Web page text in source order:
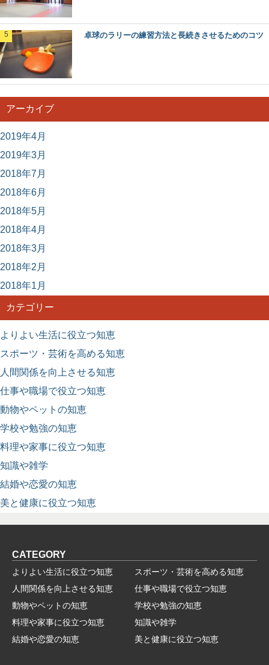
卓球のラリーの練習方法と長続きさせるためのコツ
アーカイブ
2019年4月
2019年3月
2018年7月
2018年6月
2018年5月
2018年4月
2018年3月
2018年2月
2018年1月
カテゴリー
よりよい生活に役立つ知恵
スポーツ・芸術を高める知恵
人間関係を向上させる知恵
仕事や職場で役立つ知恵
動物やペットの知恵
学校や勉強の知恵
料理や家事に役立つ知恵
知識や雑学
結婚や恋愛の知恵
美と健康に役立つ知恵
CATEGORY
よりよい生活に役立つ知恵
スポーツ・芸術を高める知恵
人間関係を向上させる知恵
仕事や職場で役立つ知恵
動物やペットの知恵
学校や勉強の知恵
料理や家事に役立つ知恵
知識や雑学
結婚や恋愛の知恵
美と健康に役立つ知恵